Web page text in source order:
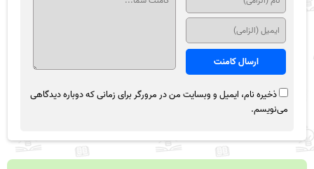
ذخیره نام، ایمیل و وبسایت من در مرورگر برای زمانی که دوباره دیدگاهی
می‌نویسم.